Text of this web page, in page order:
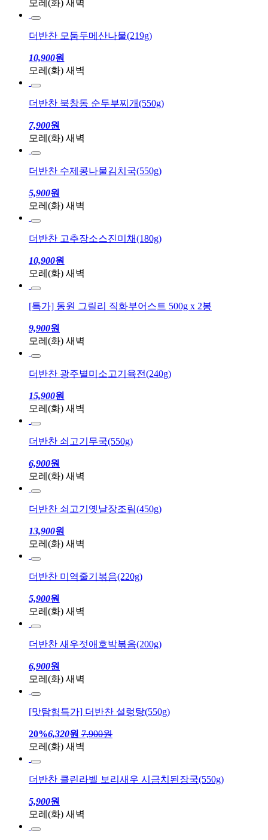
7,900원
모레(화) 새벽
더반찬 모둠두메산나물(219g)
10,900원
모레(화) 새벽
더반찬 북창동 순두부찌개(550g)
7,900원
모레(화) 새벽
더반찬 수제콩나물김치국(550g)
5,900원
모레(화) 새벽
더반찬 고추장소스진미채(180g)
10,900원
모레(화) 새벽
[특가] 동원 그릴리 직화부어스트 500g x 2봉
9,900원
모레(화) 새벽
더반찬 광주별미소고기육전(240g)
15,900원
모레(화) 새벽
더반찬 쇠고기무국(550g)
6,900원
모레(화) 새벽
더반찬 쇠고기옛날장조림(450g)
13,900원
모레(화) 새벽
더반찬 미역줄기볶음(220g)
5,900원
모레(화) 새벽
더반찬 새우젓애호박볶음(200g)
6,900원
모레(화) 새벽
[맛탐험특가] 더반찬 설렁탕(550g)
20%6,320원 7,900원
모레(화) 새벽
더반찬 클린라벨 보리새우 시금치된장국(550g)
5,900원
모레(화) 새벽